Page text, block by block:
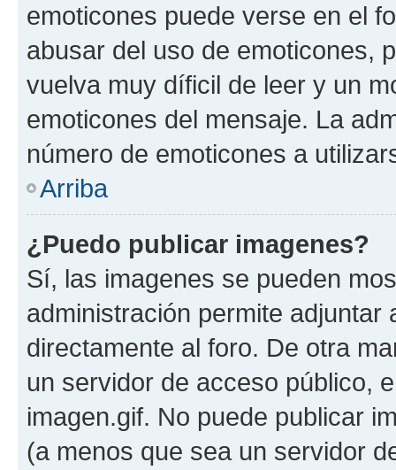
emoticones puede verse en el
abusar del uso de emoticones,
vuelva muy díficil de leer y un
emoticones del mensaje. La
número de emoticones a
Arriba
¿Puedo publicar imagenes?
Sí, las imagenes se pueden
administración permite
directamente al foro. De otra
un servidor de acceso público,
imagen.gif. No puede publicar
(a menos que sea un servidor